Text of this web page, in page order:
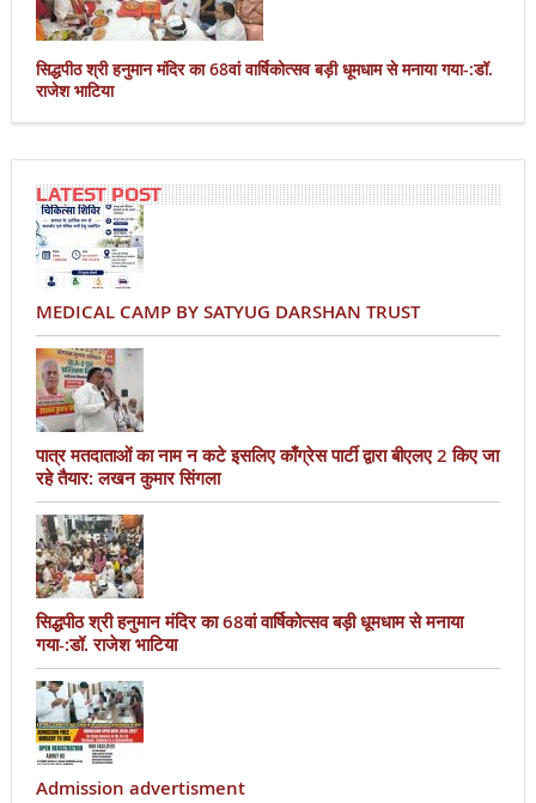
सिद्धपीठ श्री हनुमान मंदिर का 68वां वार्षिकोत्सव बड़ी धूमधाम से मनाया गया-:डॉ.
राजेश भाटिया
LATEST POST
MEDICAL CAMP BY SATYUG DARSHAN TRUST
पात्र मतदाताओं का नाम न कटे इसलिए काँग्रेस पार्टी द्वारा बीएलए 2 किए जा
रहे तैयार: लखन कुमार सिंगला
सिद्धपीठ श्री हनुमान मंदिर का 68वां वार्षिकोत्सव बड़ी धूमधाम से मनाया
गया-:डॉ. राजेश भाटिया
Admission advertisment